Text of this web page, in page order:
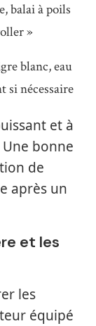
balai à poils
»
blanc, eau
si nécessaire
et à
Une bonne
de
après un
et les
les
équipé